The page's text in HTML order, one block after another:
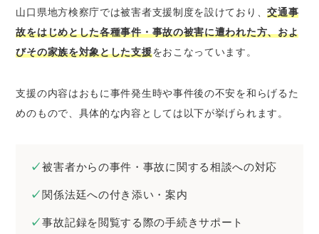
山口県地方検察庁では被害者支援制度を設けており、交通事
故をはじめとした各種事件・事故の被害に遭われた方、およ
びその家族を対象とした支援をおこなっています。
支援の内容はおもに事件発生時や事件後の不安を和らげるた
めのもので、具体的な内容としては以下が挙げられます。
被害者からの事件・事故に関する相談への対応
関係法廷への付き添い・案内
事故記録を閲覧する際の手続きサポート